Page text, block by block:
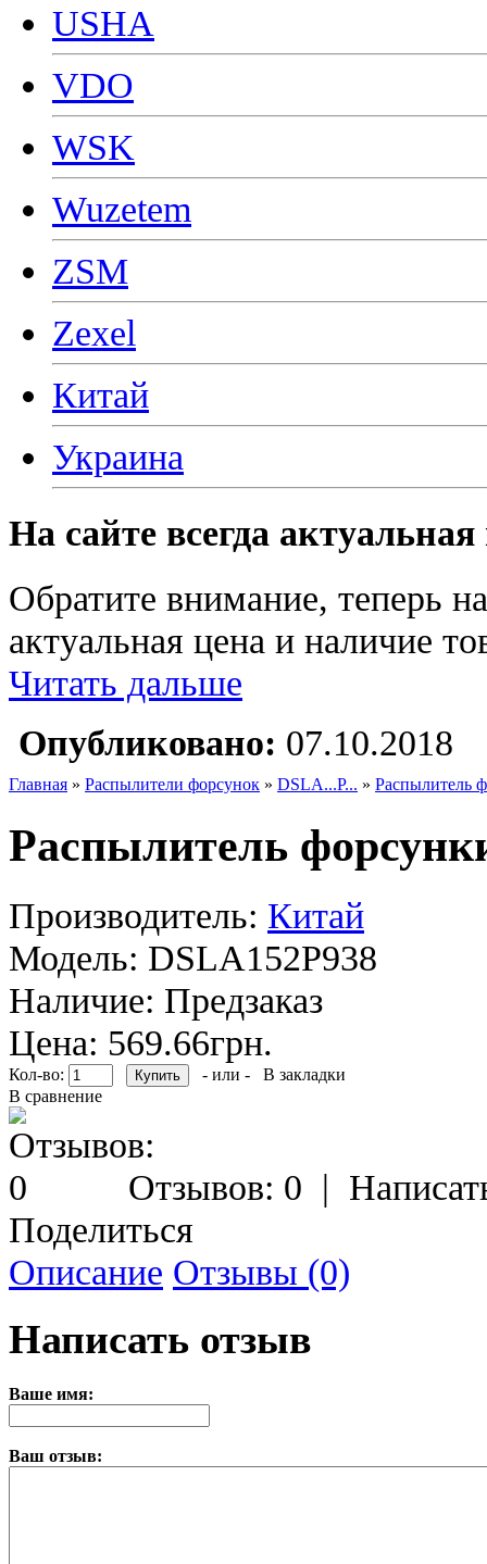
USHA
VDO
WSK
Wuzetem
ZSM
Zexel
Китай
Украина
На сайте всегда
Обратите внимание, теперь
актуальная цена и наличие
Читать дальше
Опубликовано: 07.10.2018
Главная » Распылители форсунок » DSLA...P... » Распылитель
Распылитель
Производитель: Китай
Модель: DSLA152P938
Наличие: Предзаказ
Цена: 569.66грн.
Кол-во: - или -
В закладки
В сравнение
Отзывов: 0 |
Поделиться
Описание Отзывы (0)
Написать отзыв
Ваше имя:
Ваш отзыв: